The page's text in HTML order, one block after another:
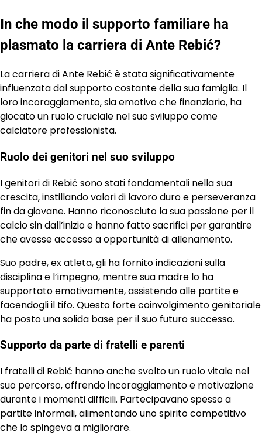
In che modo il supporto familiare ha
plasmato la carriera di Ante Rebić?
La carriera di Ante Rebić è stata significativamente
influenzata dal supporto costante della sua famiglia. Il
loro incoraggiamento, sia emotivo che finanziario, ha
giocato un ruolo cruciale nel suo sviluppo come
calciatore professionista.
Ruolo dei genitori nel suo sviluppo
I genitori di Rebić sono stati fondamentali nella sua
crescita, instillando valori di lavoro duro e perseveranza
fin da giovane. Hanno riconosciuto la sua passione per il
calcio sin dall’inizio e hanno fatto sacrifici per garantire
che avesse accesso a opportunità di allenamento.
Suo padre, ex atleta, gli ha fornito indicazioni sulla
disciplina e l’impegno, mentre sua madre lo ha
supportato emotivamente, assistendo alle partite e
facendogli il tifo. Questo forte coinvolgimento genitoriale
ha posto una solida base per il suo futuro successo.
Supporto da parte di fratelli e parenti
I fratelli di Rebić hanno anche svolto un ruolo vitale nel
suo percorso, offrendo incoraggiamento e motivazione
durante i momenti difficili. Partecipavano spesso a
partite informali, alimentando uno spirito competitivo
che lo spingeva a migliorare.